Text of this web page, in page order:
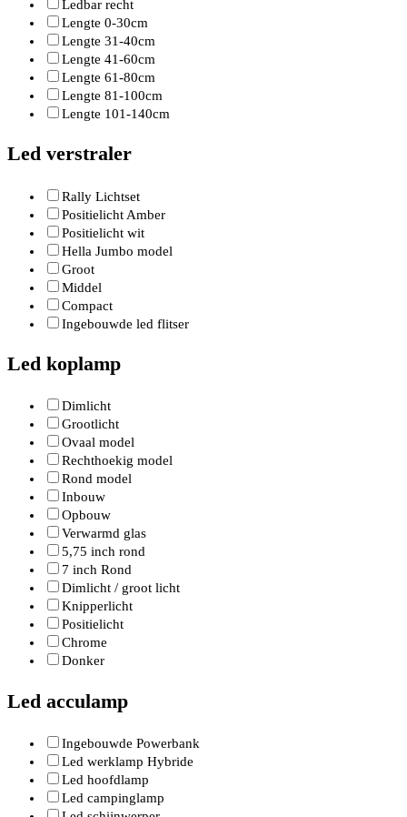
Ledbar recht
Lengte 0-30cm
Lengte 31-40cm
Lengte 41-60cm
Lengte 61-80cm
Lengte 81-100cm
Lengte 101-140cm
Led verstraler
Rally Lichtset
Positielicht Amber
Positielicht wit
Hella Jumbo model
Groot
Middel
Compact
Ingebouwde led flitser
Led koplamp
Dimlicht
Grootlicht
Ovaal model
Rechthoekig model
Rond model
Inbouw
Opbouw
Verwarmd glas
5,75 inch rond
7 inch Rond
Dimlicht / groot licht
Knipperlicht
Positielicht
Chrome
Donker
Led acculamp
Ingebouwde Powerbank
Led werklamp Hybride
Led hoofdlamp
Led campinglamp